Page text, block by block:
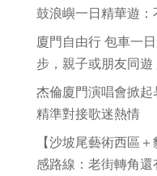
鼓浪嶼一日精華遊
廈門自由行 包車一
步，親子或朋友同
杰倫廈門演唱會掀
精準對接歌迷熱情
【沙坡尾藝術西區
感路線：老街轉角